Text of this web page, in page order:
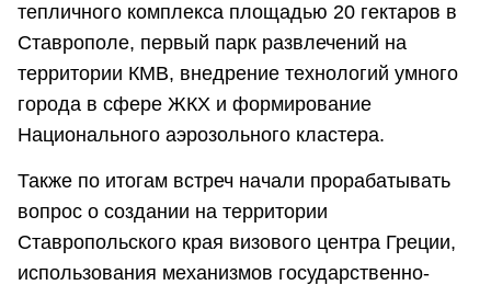
тепличного комплекса площадью 20 гектаров в
Ставрополе, первый парк развлечений на
территории КМВ, внедрение технологий умного
города в сфере ЖКХ и формирование
Национального аэрозольного кластера.
Также по итогам встреч начали прорабатывать
вопрос о создании на территории
Ставропольского края визового центра Греции,
использования механизмов государственно-